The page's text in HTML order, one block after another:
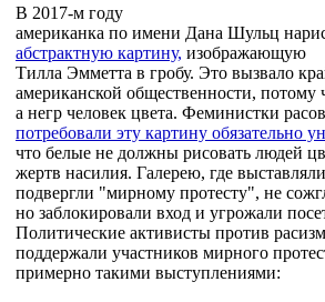
В 2017-м году
американка по имени Дана Шульц
абстрактную картину, изображающую
Тилла Эмметта в гробу. Это вызвало
американской общественности, потому
а негр человек цвета. Феминистки
потребовали эту картину обязательно
что белые не должны рисовать людей
жертв насилия. Галерею, где
подвергли "мирному протесту", не
но заблокировали вход и угрожали
Политические активисты против
поддержали участников мирного
примерно такими выступлениями: